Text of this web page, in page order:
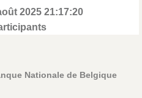
2025 21:17:20
Nationale de Belgique